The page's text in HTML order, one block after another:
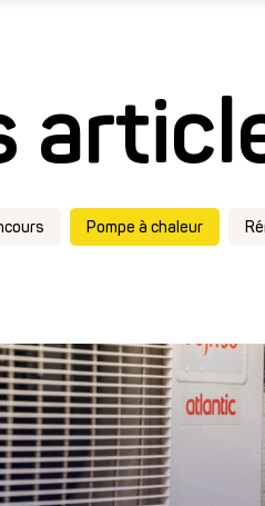
Pompe à chaleur